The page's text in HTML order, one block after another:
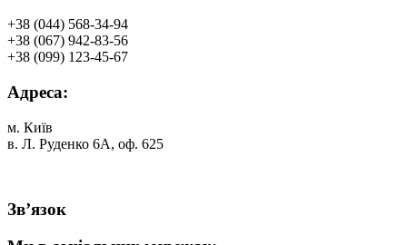
+38 (044) 568-34-94
+38 (067) 942-83-56
+38 (099) 123-45-67
Адреса:
м. Київ
в. Л. Руденко 6А, оф. 625
Зв’язок